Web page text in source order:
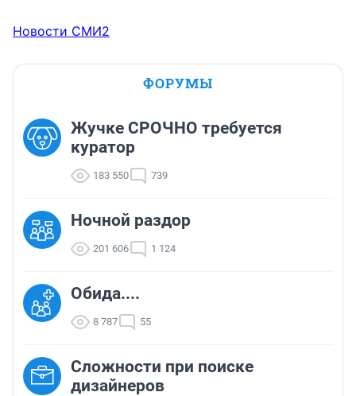
Новости СМИ2
ФОРУМЫ
Жучке СРОЧНО требуется
куратор
183 550 739
Ночной раздор
201 606 1 124
Обида....
8 787 55
Сложности при поиске
дизайнеров